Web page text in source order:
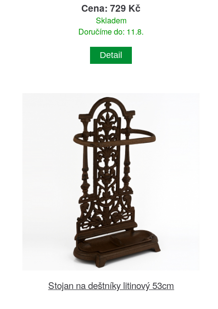
Cena: 729 Kč
Skladem
Doručíme do: 11.8.
Detail
Stojan na deštníky litinový 53cm